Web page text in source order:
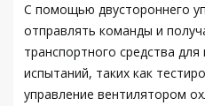
С помощью двустороннего
отправлять команды и
транспортного средства
испытаний, таких как
управление вентилятором